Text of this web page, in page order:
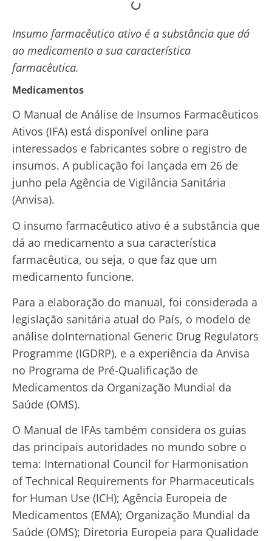
Insumo farmacêutico ativo é a substância que dá
ao medicamento a sua característica
farmacêutica.
Medicamentos
O Manual de Análise de Insumos Farmacêuticos
Ativos (IFA) está disponível online para
interessados e fabricantes sobre o registro de
insumos. A publicação foi lançada em 26 de
junho pela Agência de Vigilância Sanitária
(Anvisa).
O insumo farmacêutico ativo é a substância que
dá ao medicamento a sua característica
farmacêutica, ou seja, o que faz que um
medicamento funcione.
Para a elaboração do manual, foi considerada a
legislação sanitária atual do País, o modelo de
análise doInternational Generic Drug Regulators
Programme (IGDRP), e a experiência da Anvisa
no Programa de Pré-Qualificação de
Medicamentos da Organização Mundial da
Saúde (OMS).
O Manual de IFAs também considera os guias
das principais autoridades no mundo sobre o
tema: International Council for Harmonisation
of Technical Requirements for Pharmaceuticals
for Human Use (ICH); Agência Europeia de
Medicamentos (EMA); Organização Mundial da
Saúde (OMS); Diretoria Europeia para Qualidade